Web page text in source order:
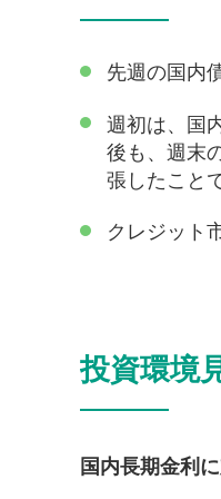
先週の国内
週初は、国
後も、週末
張したこと
クレジット
投資環境
国内長期金利